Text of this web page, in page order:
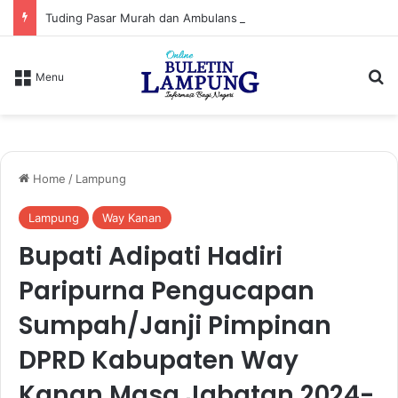
Menu
Home / Lampung
Lampung Way Kanan
Bupati Adipati Hadiri
Paripurna Pengucapan
Sumpah/Janji Pimpinan
DPRD Kabupaten Way